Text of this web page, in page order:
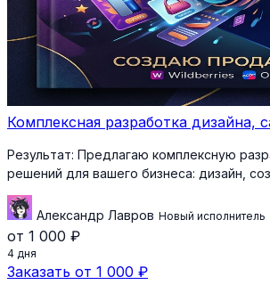
Комплексная разработка дизайна,
Результат: Предлагаю комплексную
решений для вашего бизнеса: дизайн,
Александр Лавров Новый исполнитель
от 1 000 ₽
4 дня
Заказать от 1 000 ₽